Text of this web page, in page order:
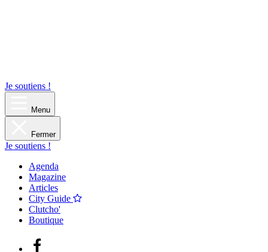
Je soutiens !
Menu
Fermer
Je soutiens !
Agenda
Magazine
Articles
City Guide
Clutcho'
Boutique